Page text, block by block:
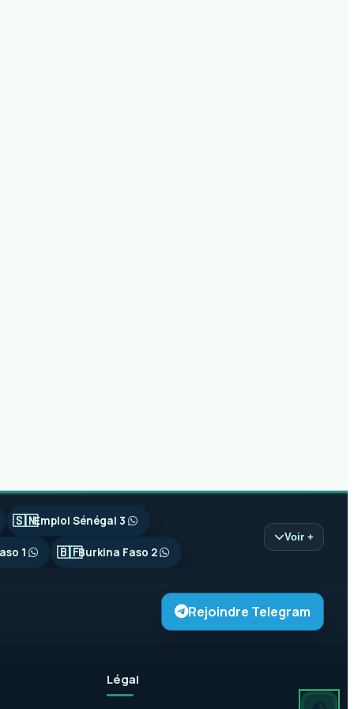
🇸🇳Emploi Sénégal 3
1 🇧🇫Burkina Faso 2
Voir +
Rejoindre Telegram
Légal
Mode
Mode
Mode clair